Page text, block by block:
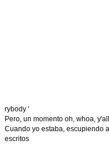
rybody '
Pero, un momento oh, whoa,
Cuando yo estaba, escupiendo
escritos